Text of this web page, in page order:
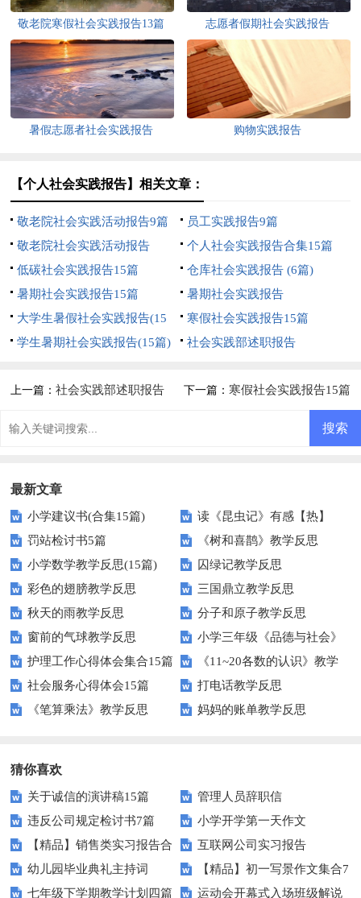
敬老院寒假社会实践报告13篇 志愿者假期社会实践报告
暑假志愿者社会实践报告 购物实践报告
【个人社会实践报告】相关文章：
敬老院社会实践活动报告9篇
员工实践报告9篇
敬老院社会实践活动报告
个人社会实践报告合集15篇
低碳社会实践报告15篇
仓库社会实践报告 (6篇)
暑期社会实践报告15篇
暑期社会实践报告
大学生暑假社会实践报告(15
篇)
寒假社会实践报告15篇
学生暑期社会实践报告(15篇)
社会实践部述职报告
上一篇：社会实践部述职报告 下一篇： 寒假社会实践报告15篇
最新文章
小学建议书(合集15篇)
读《昆虫记》有感【热】
罚站检讨书5篇
《树和喜鹊》教学反思
小学数学教学反思(15篇)
囚绿记教学反思
彩色的翅膀教学反思
三国鼎立教学反思
秋天的雨教学反思
分子和原子教学反思
窗前的气球教学反思
小学三年级《品德与社会》
下册教学反思
护理工作心得体会集合15篇
《11~20各数的认识》教学
反思
社会服务心得体会15篇
打电话教学反思
《笔算乘法》教学反思
妈妈的账单教学反思
猜你喜欢
关于诚信的演讲稿15篇
管理人员辞职信
违反公司规定检讨书7篇
小学开学第一天作文
【精品】销售类实习报告合
集6篇
互联网公司实习报告
幼儿园毕业典礼主持词
【精品】初一写景作文集合7
篇
七年级下学期教学计划四篇 运动会开幕式入场班级解说